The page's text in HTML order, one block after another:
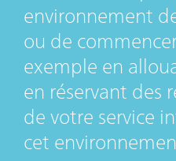
environnement
ou de
exemple en
en réservant des
de votre service
cet